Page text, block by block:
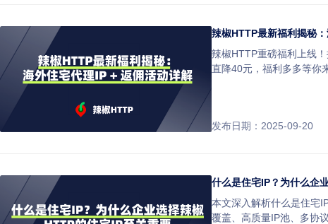
辣椒HTTP最新福利揭秘
辣椒HTTP重磅福利上线
直降40元，福利多多等你
发布日期：2025-09-20
什么是住宅IP？为什么企
本文深入解析什么是住宅
覆盖、高质量IP池、多协